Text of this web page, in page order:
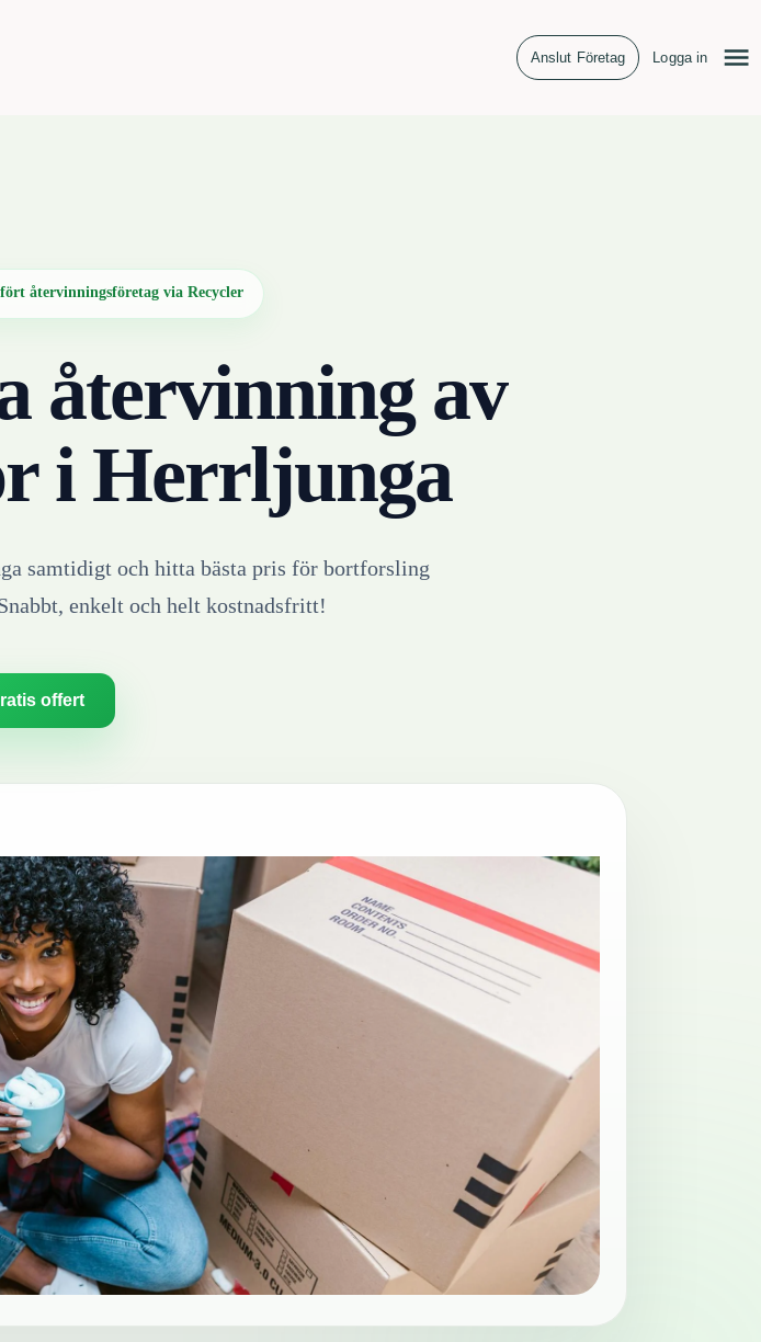
Anslut Företag Logga in
återvinningsföretag via Recycler
återvinning av
i Herrljunga
samtidigt och hitta bästa pris för bortforsling
enkelt och helt kostnadsfritt!
offert